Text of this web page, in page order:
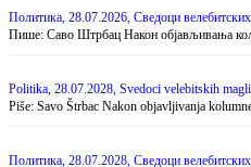
Политика, 28.07.2026, Сведоци
Пише: Саво Штрбац На­кон об­ја­вљи­ва­ња
Politika, 28.07.2028, Svedoci velebitskih
Piše: Savo Štrbac Na­kon ob­ja­vlji­va­nja
Политика, 28.07.2028, Сведоци